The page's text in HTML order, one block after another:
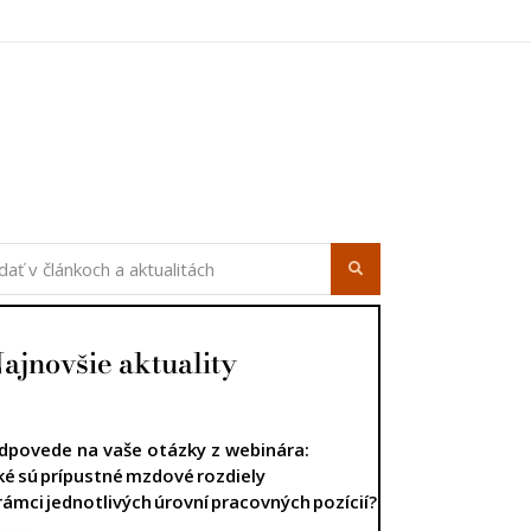
aktuality
na vaše otázky z webinára:
sú prípustné mzdové rozdiely
jednotlivých úrovní pracovných pozícií?